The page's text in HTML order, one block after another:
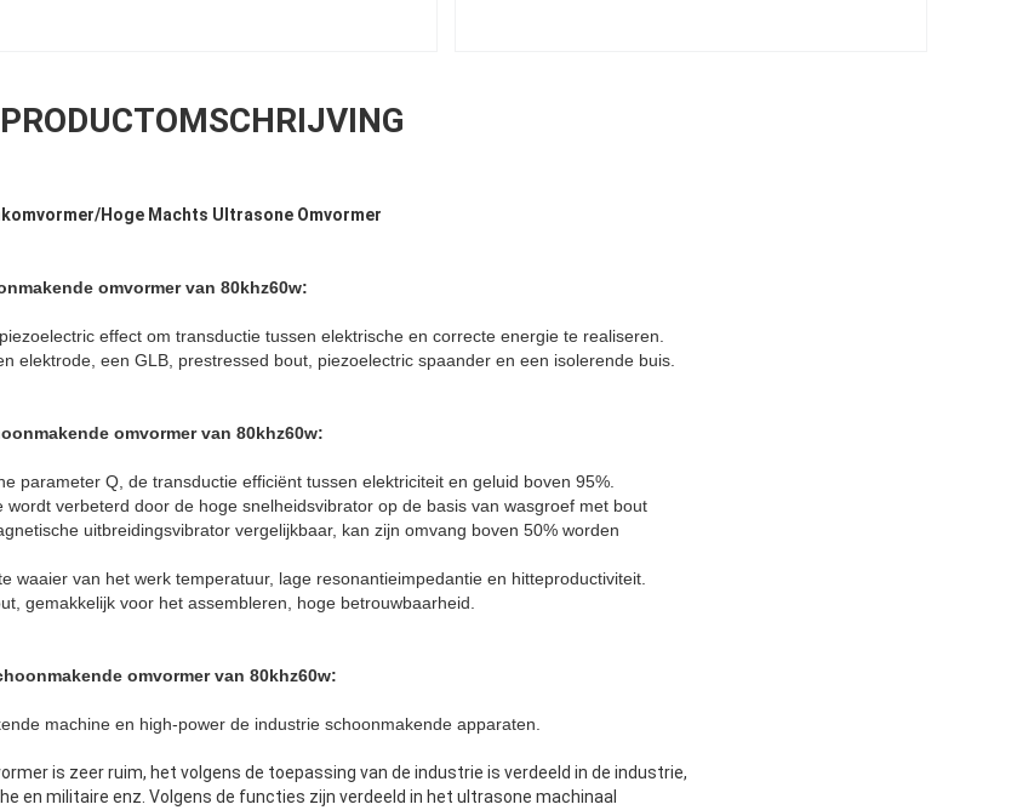
PRODUCTOMSCHRIJVING
Hoge Machts Ultrasone Omvormer
omvormer van 80khz60w:
effect om transductie tussen elektrische en correcte energie te realiseren.
elektrode, een GLB, prestressed bout, piezoelectric spaander en een isolerende buis.
omvormer van 80khz60w:
parameter Q, de transductie efficiënt tussen elektriciteit en geluid boven 95%.
verbeterd door de hoge snelheidsvibrator op de basis van wasgroef met bout
uitbreidingsvibrator vergelijkbaar, kan zijn omvang boven 50% worden
waaier van het werk temperatuur, lage resonantieimpedantie en hitteproductiviteit.
gemakkelijk voor het assembleren, hoge betrouwbaarheid.
omvormer van 80khz60w:
machine en high-power de industrie schoonmakende apparaten.
is zeer ruim, het volgens de toepassing van de industrie is verdeeld in de industrie,
en militaire enz. Volgens de functies zijn verdeeld in het ultrasone machinaal